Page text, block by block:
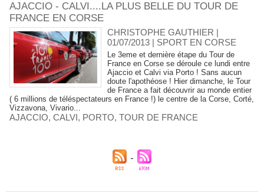
AJACCIO - CALVI....LA PLUS BELLE DU TOUR DE
FRANCE EN CORSE
CHRISTOPHE GAUTHIER |
01/07/2013 | SPORT EN CORSE
Le 3eme et dernière étape du Tour de
France en Corse se déroule ce lundi entre
Ajaccio et Calvi via Porto ! Sans aucun
doute l'apothéose ! Hier dimanche, le Tour
de France a fait découvrir au monde entier
( 6 millions de téléspectateurs en France !) le centre de la Corse, Corté,
Vizzavona, Vivario...
AJACCIO, CALVI, PORTO, TOUR DE FRANCE